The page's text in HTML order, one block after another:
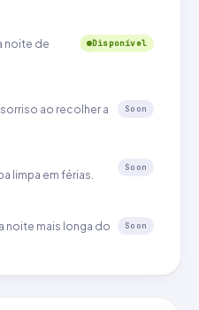
noite de
Disponível
ao recolher a
Soon
limpa em férias.
Soon
noite mais longa do
Soon